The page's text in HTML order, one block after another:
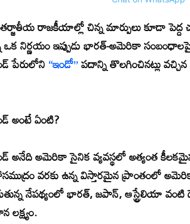
రాజకీయాల్లో చిన్న మార్పులు కూడా
ఒక నిర్ణయం ఇప్పుడు భారత్-అమెరికా
పేరులోని“ఇండో”పదాన్ని తొలగించినట్లు
అంటే ఏంటి?
అనేది అమెరికా సైనిక వ్యవస్థలో అత్యంత
వరకు ఉన్న విస్తారమైన ప్రాంతంలో అమెరికా
నేపథ్యంలో భారత్, జపాన్, ఆస్ట్రేలియా
లక్ష్యం.